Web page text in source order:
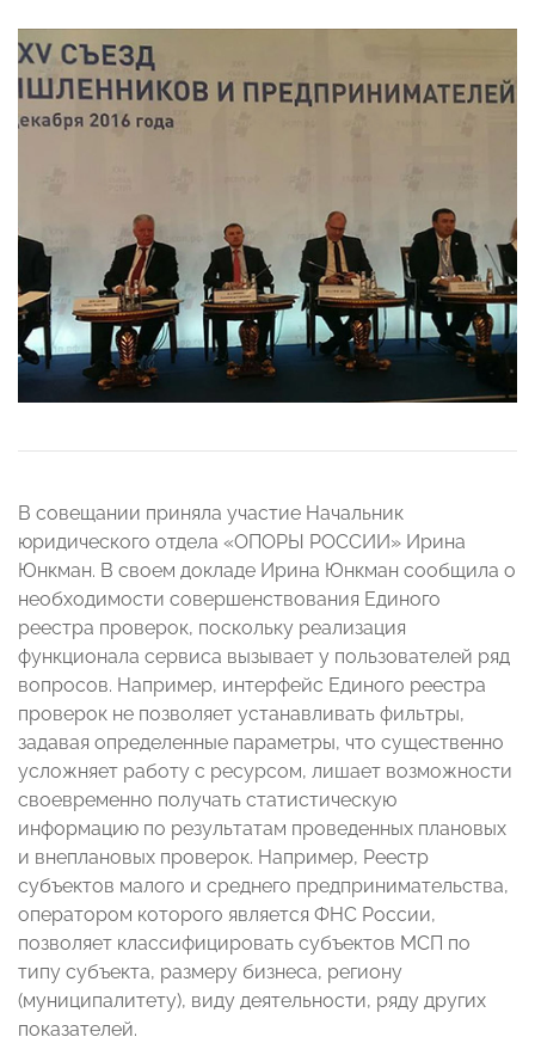
В совещании приняла участие Начальник
юридического отдела «ОПОРЫ РОССИИ» Ирина
Юнкман. В своем докладе Ирина Юнкман сообщила о
необходимости совершенствования Единого
реестра проверок, поскольку реализация
функционала сервиса вызывает у пользователей ряд
вопросов. Например, интерфейс Единого реестра
проверок не позволяет устанавливать фильтры,
задавая определенные параметры, что существенно
усложняет работу с ресурсом, лишает возможности
своевременно получать статистическую
информацию по результатам проведенных плановых
и внеплановых проверок. Например, Реестр
субъектов малого и среднего предпринимательства,
оператором которого является ФНС России,
позволяет классифицировать субъектов МСП по
типу субъекта, размеру бизнеса, региону
(муниципалитету), виду деятельности, ряду других
показателей.